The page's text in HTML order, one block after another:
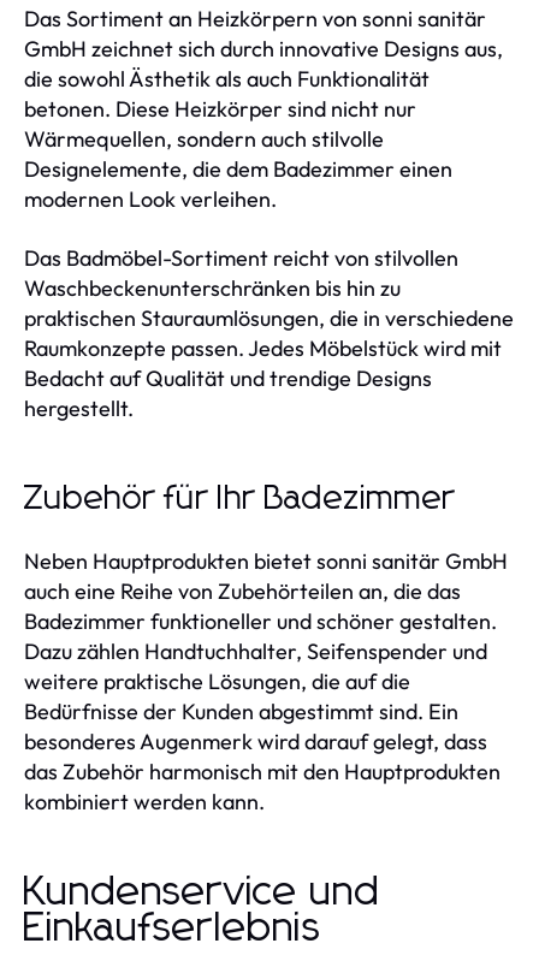
Das Sortiment an Heizkörpern von sonni sanitär
GmbH zeichnet sich durch innovative Designs aus,
die sowohl Ästhetik als auch Funktionalität
betonen. Diese Heizkörper sind nicht nur
Wärmequellen, sondern auch stilvolle
Designelemente, die dem Badezimmer einen
modernen Look verleihen.
Das Badmöbel-Sortiment reicht von stilvollen
Waschbeckenunterschränken bis hin zu
praktischen Stauraumlösungen, die in verschiedene
Raumkonzepte passen. Jedes Möbelstück wird mit
Bedacht auf Qualität und trendige Designs
hergestellt.
Zubehör für Ihr Badezimmer
Neben Hauptprodukten bietet sonni sanitär GmbH
auch eine Reihe von Zubehörteilen an, die das
Badezimmer funktioneller und schöner gestalten.
Dazu zählen Handtuchhalter, Seifenspender und
weitere praktische Lösungen, die auf die
Bedürfnisse der Kunden abgestimmt sind. Ein
besonderes Augenmerk wird darauf gelegt, dass
das Zubehör harmonisch mit den Hauptprodukten
kombiniert werden kann.
Kundenservice und
Einkaufserlebnis